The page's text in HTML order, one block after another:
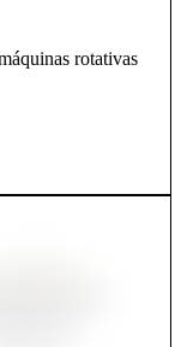
rotativas